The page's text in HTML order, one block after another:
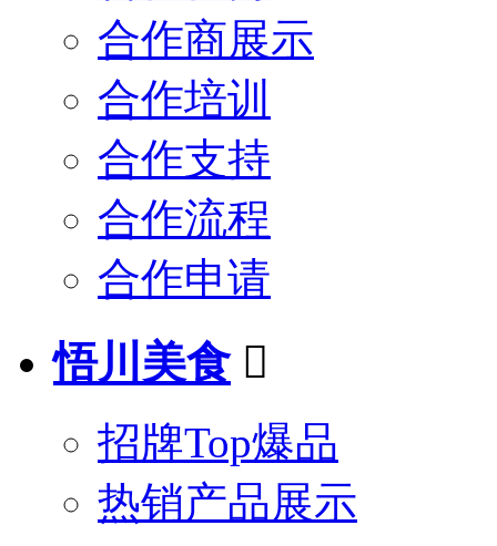
合作商展示
合作培训
合作支持
合作流程
合作申请
悟川美食 
招牌Top爆品
热销产品展示